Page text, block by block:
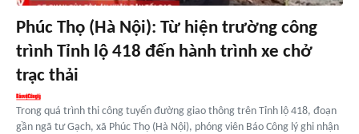
Phúc Thọ (Hà Nội): Từ hiện trường công
trình Tỉnh lộ 418 đến hành trình xe chở
trạc thải
Trong quá trình thi công tuyến đường giao thông trên Tỉnh lộ 418, đoạn
gần ngã tư Gạch, xã Phúc Thọ (Hà Nội), phóng viên Báo Công lý ghi nhận